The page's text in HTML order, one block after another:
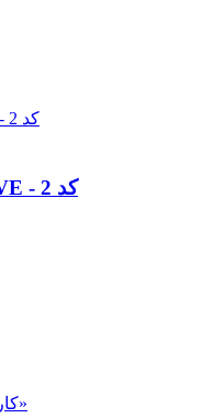
وبینار معارفه دوره آنلاین ACTIVE - کد 2